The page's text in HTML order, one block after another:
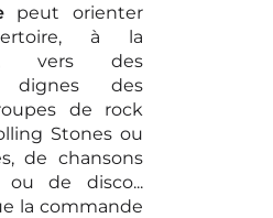
peut orienter
à la
vers des
dignes des
de rock
Stones ou
de chansons
ou de disco...
la commande